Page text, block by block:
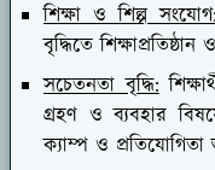
শিক্ষা ও শিল্প
বৃদ্ধিতে
সচেতনতা বৃদ্ধি:
গ্রহণ ও ব্যবহার
ক্যাম্প ও